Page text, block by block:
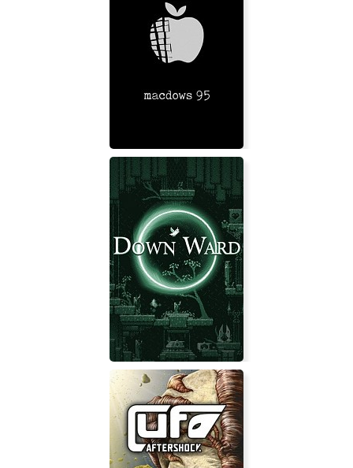
macdows 95